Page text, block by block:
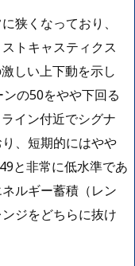
狭くなっており、
トキャスティクス
しい上下動を示し
の50をやや下回る
イン付近でシグナ
、短期的にはやや
と非常に低水準であ
ルギー蓄積（レン
ジをどちらに抜け